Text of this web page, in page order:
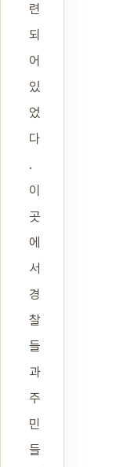
련
되
어
있
었
다
.
이
곳
에
서
경
찰
들
과
주
민
들